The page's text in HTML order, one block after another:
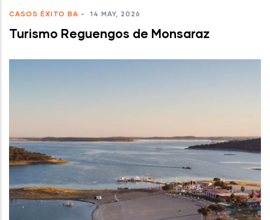
CASOS ÉXITO BA - 14 MAY, 2026
Turismo Reguengos de Monsaraz